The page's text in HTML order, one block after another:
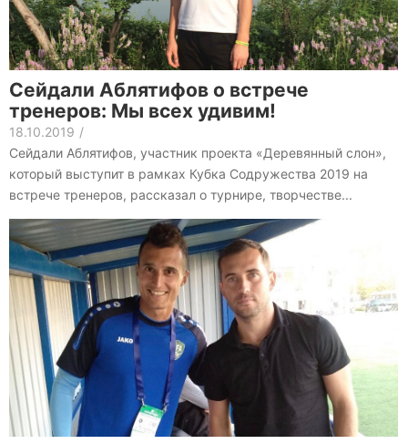
Сейдали Аблятифов о встрече
тренеров: Мы всех удивим!
18.10.2019 /
Сейдали Аблятифов, участник проекта «Деревянный слон»,
который выступит в рамках Кубка Содружества 2019 на
встрече тренеров, рассказал о турнире, творчестве...